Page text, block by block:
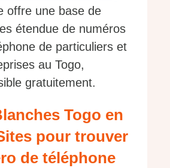
offre une base de
étendue de numéros
de particuliers et
au Togo,
gratuitement.
Togo en
pour trouver
de téléphone